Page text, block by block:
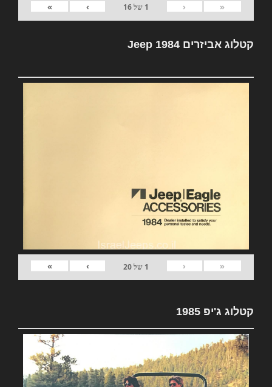
«
‹
1 של16
›
»
קטלוג אביזרים Jeep 1984
«
‹
1 של20
›
»
קטלוג ג'יפ 1985